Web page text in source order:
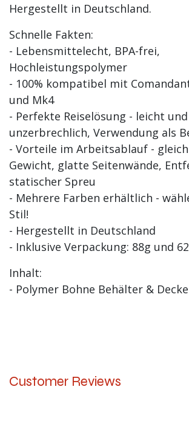
Hergestellt in Deutschland.
Schnelle Fakten:
- Lebensmittelecht, BPA-frei,
Hochleistungspolymer
- 100% kompatibel mit
und Mk4
- Perfekte Reiselösung - leicht
unzerbrechlich, Verwendung als
- Vorteile im Arbeitsablauf -
Gewicht, glatte Seitenwände,
statischer Spreu
- Mehrere Farben erhältlich -
Stil!
- Hergestellt in Deutschland
- Inklusive Verpackung: 88g und
Inhalt:
- Polymer Bohne Behälter &
Customer Reviews